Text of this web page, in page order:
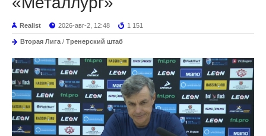
Realist 2026-авг-2, 12:48 1 151
Вторая Лига / Тренерский штаб